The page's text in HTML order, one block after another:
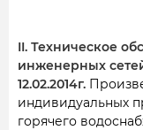
II. Техническое
инженерных
12.02.2014г.
индивидуальных
горячего